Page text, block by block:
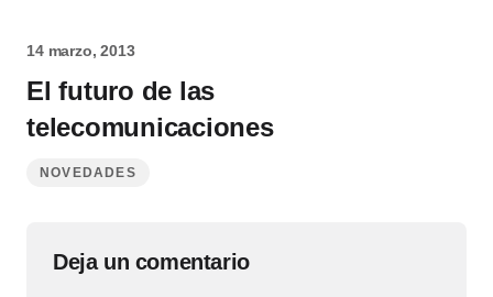
14 marzo, 2013
El futuro de las
telecomunicaciones
NOVEDADES
Deja un comentario